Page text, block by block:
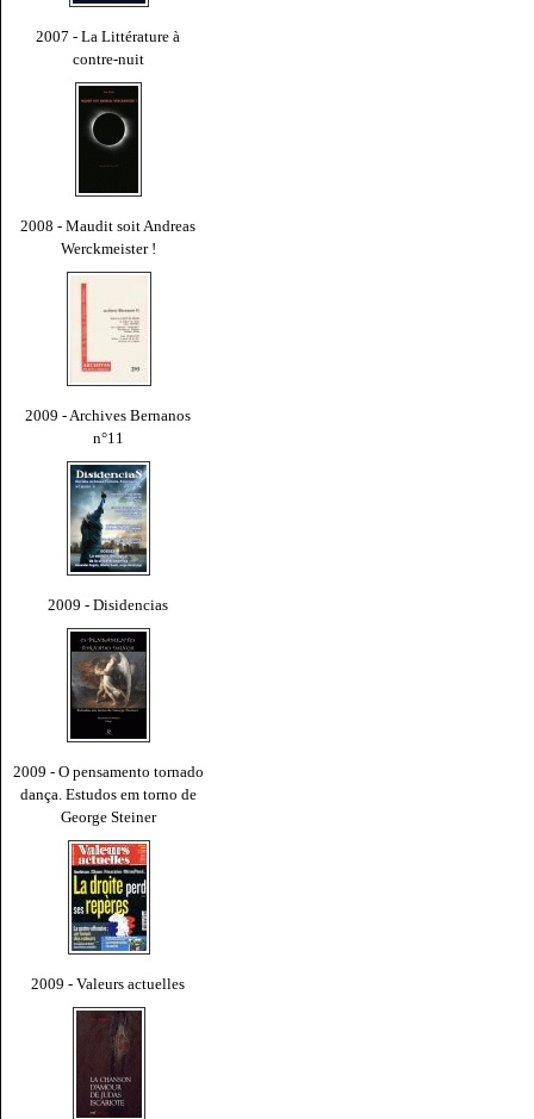
2007 - La Littérature à
contre-nuit
2008 - Maudit soit Andreas
Werckmeister !
2009 - Archives Bernanos
n°11
2009 - Disidencias
2009 - O pensamento tornado
dança. Estudos em torno de
George Steiner
2009 - Valeurs actuelles